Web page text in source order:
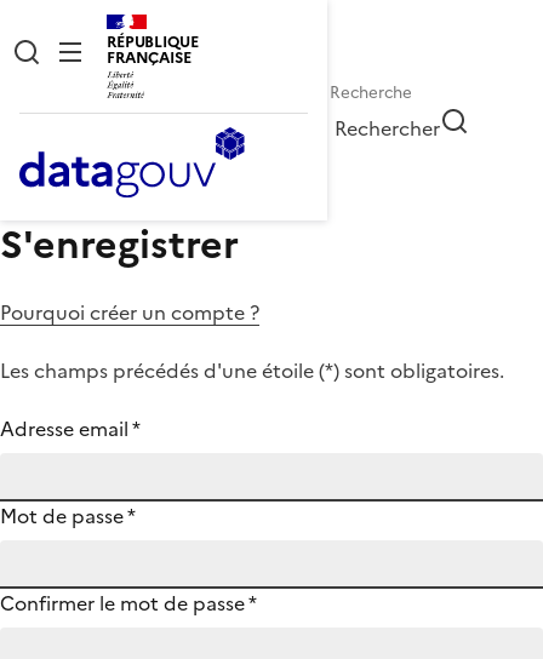
RÉPUBLIQUE
FRANÇAISE
Rechercher
S'enregistrer
Pourquoi créer un compte ?
Les champs précédés d'une étoile (*) sont obligatoires.
Adresse email*
Mot de passe*
Confirmer le mot de passe*